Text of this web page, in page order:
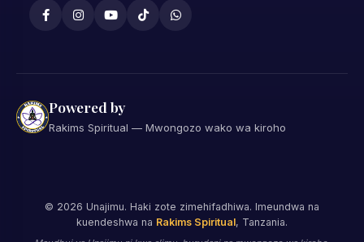
Powered by
Rakims Spiritual — Mwongozo wako wa kiroho
© 2026 Unajimu. Haki zote zimehifadhiwa. Imeundwa na
kuendeshwa na Rakims Spiritual, Tanzania.